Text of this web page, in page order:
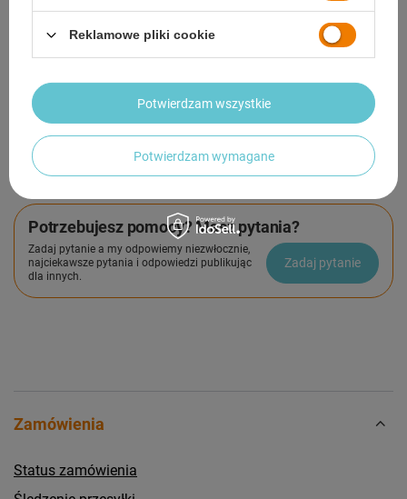
GWARANCJA
OPINIE
Potrzebujesz pomocy? Masz pytania?
Zadaj pytanie a my odpowiemy niezwłocznie,
najciekawsze pytania i odpowiedzi publikując
dla innych.
Zadaj pytanie
Zamówienia
Status zamówienia
Reklamowe pliki cookie
Potwierdzam wymagane
Potwierdzam wszystkie